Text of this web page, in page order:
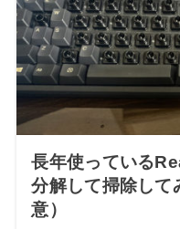
長年使っている
分解して掃除して
意）